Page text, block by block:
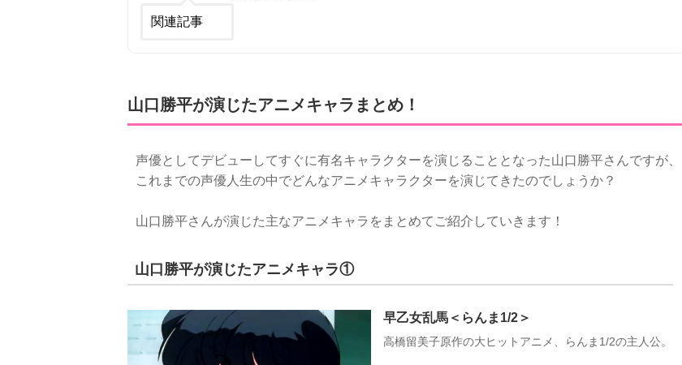
関連記事
山口勝平が演じたアニメキャラまとめ！
声優としてデビューしてすぐに有名キャラクターを演じることとなった山口勝平さんですが、
これまでの声優人生の中でどんなアニメキャラクターを演じてきたのでしょうか？
山口勝平さんが演じた主なアニメキャラをまとめてご紹介していきます！
山口勝平が演じたアニメキャラ①
早乙女乱馬＜らんま1/2＞
高橋留美子原作の大ヒットアニメ、らんま1/2の主人公。